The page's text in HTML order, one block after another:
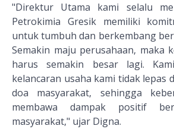
"Direktur Utama kami selalu
Petrokimia Gresik memiliki
untuk tumbuh dan berkembang
Semakin maju perusahaan, maka
harus semakin besar lagi.
kelancaran usaha kami tidak lepas
doa masyarakat, sehingga
membawa dampak positif
masyarakat," ujar Digna.